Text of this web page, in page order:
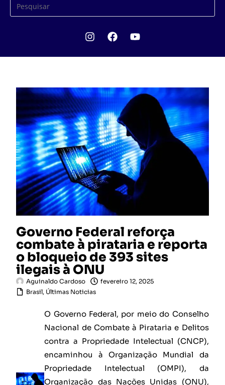
Governo Federal reforça
combate à pirataria e reporta
o bloqueio de 393 sites
ilegais à ONU
Aguinaldo Cardoso
fevereiro 12, 2025
Brasil, Últimas Noticias
O Governo Federal, por meio do Conselho
Nacional de Combate à Pirataria e Delitos
contra a Propriedade Intelectual (CNCP),
encaminhou à Organização Mundial da
Propriedade Intelectual (OMPI), da
Organização das Nações Unidas (ONU),